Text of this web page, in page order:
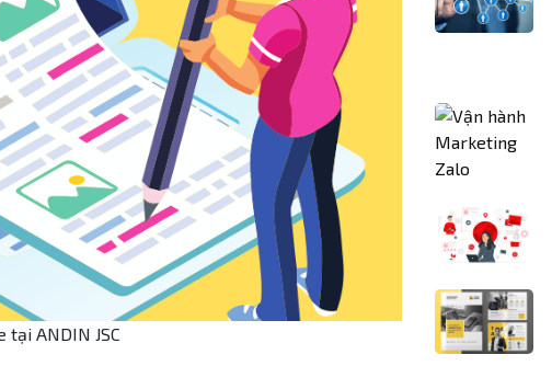
ANDIN JSC